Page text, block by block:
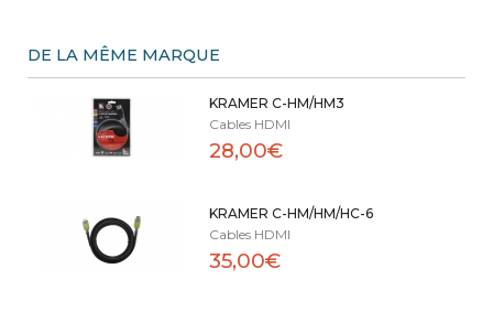
DE LA MÊME MARQUE
KRAMER C-HM/HM3
Cables HDMI
28,00€
KRAMER C-HM/HM/HC-6
Cables HDMI
35,00€